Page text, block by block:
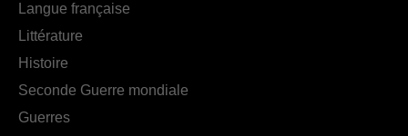
Langue française
Littérature
Histoire
Seconde Guerre mondiale
Guerres